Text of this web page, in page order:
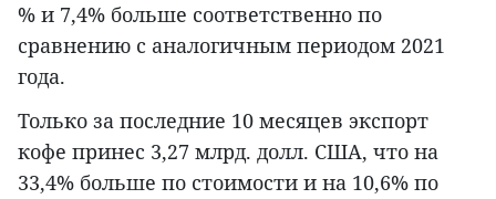
% и 7,4% больше соответственно по
сравнению с аналогичным периодом 2021
года.
Только за последние 10 месяцев экспорт
кофе принес 3,27 млрд. долл. США, что на
33,4% больше по стоимости и на 10,6% по